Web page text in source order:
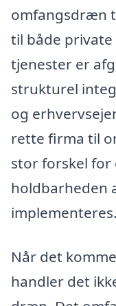
omfangsdræn
til både private
tjenester er
strukturel
og
rette firma til
stor forskel
holdbarheden
implementeres.
Når det
handler det